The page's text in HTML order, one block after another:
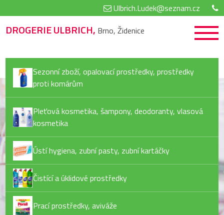
Ulbrich.Ludek@seznam.cz
DROGERIE ULBRICH, Brno, Židenice
Sezonní zboží, opalovací prostředky, prostředky
proti komárům
Pleťová kosmetika, šampony, deodoranty, vlasová
kosmetika
Ústí hygiena, zubní pasty, zubní kartáčky
Čistící a úklidové prostředky
Prací prostředky, aviváže